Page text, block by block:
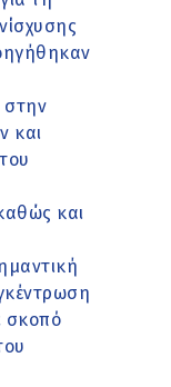
στην
και
και
σκοπό